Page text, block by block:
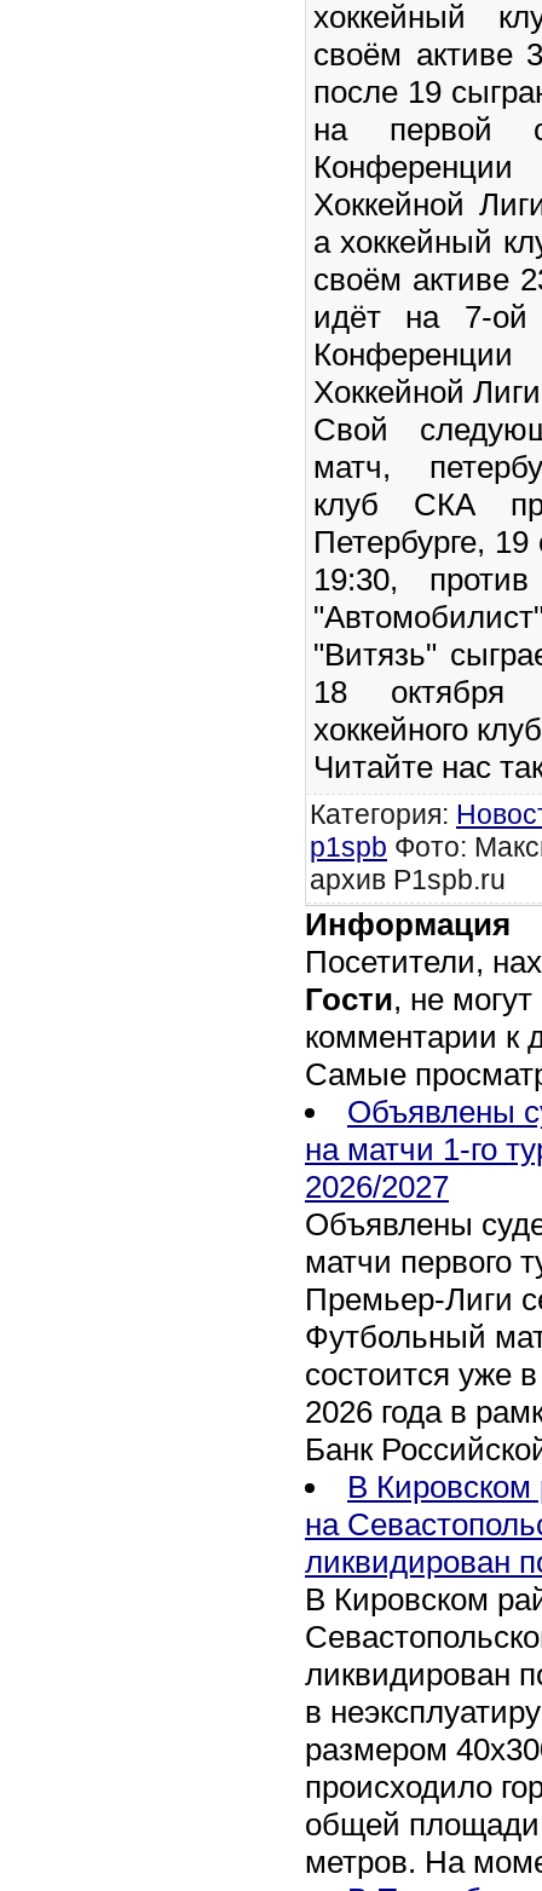
хоккейный
своём активе
после 19
на первой
Конференции
Хоккейной
а хоккейный
своём активе
идёт на 7-ой
Конференции
Хоккейной
Свой
матч,
клуб СКА
Петербурге, 19
19:30, против
"Витязь"
18
хоккейного
Читайте нас
Категория:
p1spb Фото:
архив P1spb.ru
Информация
Посетители,
Гости, не
комментарии к
Самые
Объявлены
на матчи 1-го
2026/2027
Объявлены
матчи первого
Премьер-Лиги
Футбольный
состоится уже
2026 года в
Банк
В Кировском
на
ликвидирован
В Кировском
ликвидирован
в
размером
происходило
общей площади
метров. На